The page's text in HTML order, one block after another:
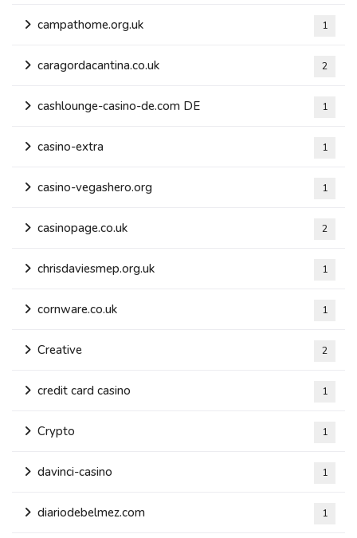
campathome.org.uk 1
caragordacantina.co.uk 2
cashlounge-casino-de.com DE 1
casino-extra 1
casino-vegashero.org 1
casinopage.co.uk 2
chrisdaviesmep.org.uk 1
cornware.co.uk 1
Creative 2
credit card casino 1
Crypto 1
davinci-casino 1
diariodebelmez.com 1